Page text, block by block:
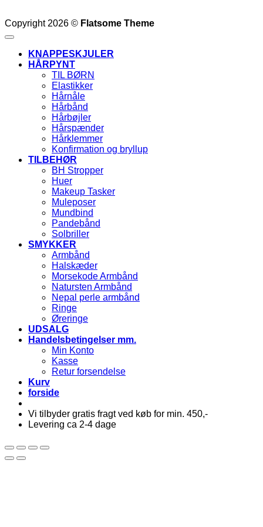
Copyright 2026 © Flatsome Theme
KNAPPESKJULER
HÅRPYNT
TIL BØRN
Elastikker
Hårnåle
Hårbånd
Hårbøjler
Hårspænder
Hårklemmer
Konfirmation og bryllup
TILBEHØR
BH Stropper
Huer
Makeup Tasker
Muleposer
Mundbind
Pandebånd
Solbriller
SMYKKER
Armbånd
Halskæder
Morsekode Armbånd
Natursten Armbånd
Nepal perle armbånd
Ringe
Øreringe
UDSALG
Handelsbetingelser mm.
Min Konto
Kasse
Retur forsendelse
Kurv
forside
Vi tilbyder gratis fragt ved køb for min. 450,-
Levering ca 2-4 dage